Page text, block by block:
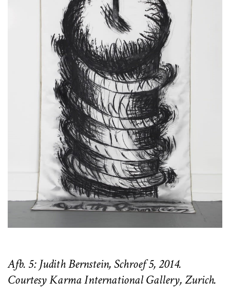
Afb. 5: Judith Bernstein, Schroef 5, 2014.
Courtesy Karma International Gallery, Zurich.